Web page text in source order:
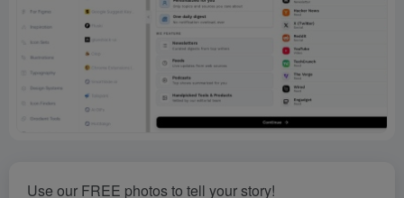
Use our FREE photos to tell your story!